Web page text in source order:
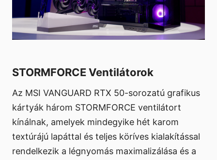
STORMFORCE Ventilátorok
Az MSI VANGUARD RTX 50-sorozatú grafikus
kártyák három STORMFORCE ventilátort
kínálnak, amelyek mindegyike hét karom
textúrájú lapáttal és teljes köríves kialakítással
rendelkezik a légnyomás maximalizálása és a